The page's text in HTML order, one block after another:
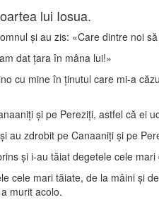
lui Iosua.
şi au zis: «Care dintre noi
dat ţara în mâna lui!»
cu mine în ţinutul care mi-a
şi pe Pereziţi, astfel că ei
au zdrobit pe Canaaniţi şi pe
şi i-au tăiat degetele cele
cele mari tăiate, de la mâini şi
murit acolo.